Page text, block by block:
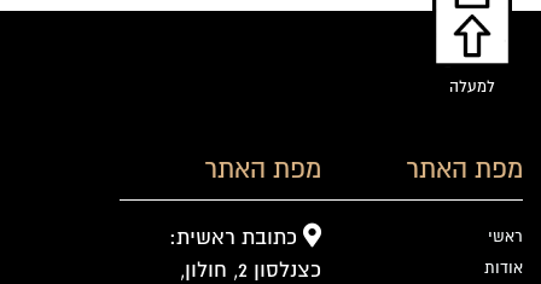
למעלה
מפת האתר
ראשי
אודות
מפת האתר
כתובת ראשית:
כצנלסון 2, חולון,